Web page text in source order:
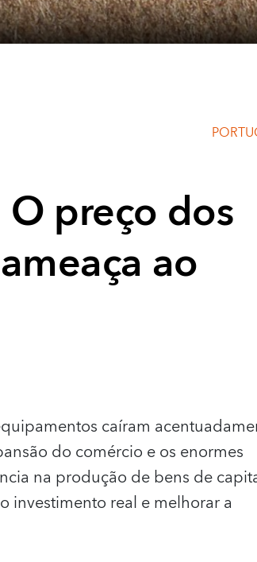
preço dos
ao
caíram
do comércio e os enormes
na produção de bens de
investimento real e melhorar a